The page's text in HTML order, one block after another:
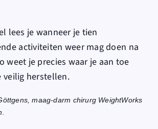
lees je wanneer je tien
activiteiten weer mag doen na
weet je precies waar je aan toe
veilig herstellen.
maag-darm chirurg WeightWorks